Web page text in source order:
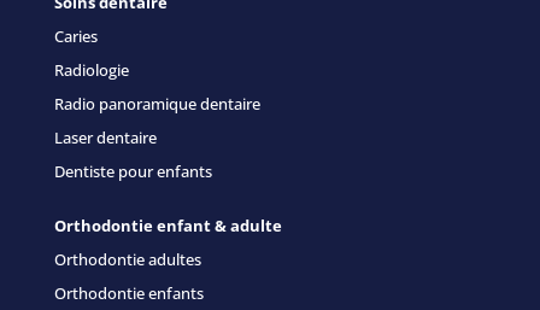
Caries
Radiologie
Radio panoramique dentaire
Laser dentaire
Dentiste pour enfants
Orthodontie enfant & adulte
Orthodontie adultes
Orthodontie enfants